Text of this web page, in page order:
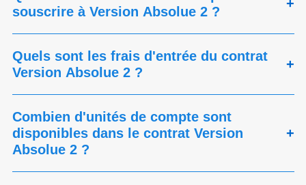
souscrire à Version Absolue 2 ?
+
Quels sont les frais d'entrée du contrat
Version Absolue 2 ?
+
Combien d'unités de compte sont
disponibles dans le contrat Version
Absolue 2 ?
+